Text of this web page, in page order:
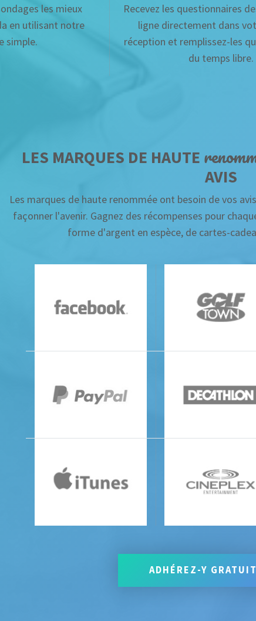
les mieux
en utilisant notre
simple.
Recevez les questionnaires
ligne directement dans
réception et remplissez-les
du temps libre.
LES MARQUES DE HAUTE renom
AVIS
Les marques de haute renommée ont besoin de vos
façonner l'avenir. Gagnez des récompenses pour
forme d'argent en espèce, de cartes-
ADHÉREZ-Y